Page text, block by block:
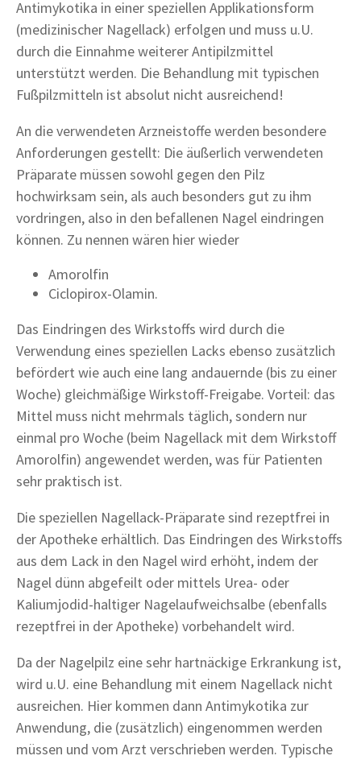
Antimykotika in einer speziellen Applikationsform
(medizinischer Nagellack) erfolgen und muss u.U.
durch die Einnahme weiterer Antipilzmittel
unterstützt werden. Die Behandlung mit typischen
Fußpilzmitteln ist absolut nicht ausreichend!
An die verwendeten Arzneistoffe werden besondere
Anforderungen gestellt: Die äußerlich verwendeten
Präparate müssen sowohl gegen den Pilz
hochwirksam sein, als auch besonders gut zu ihm
vordringen, also in den befallenen Nagel eindringen
können. Zu nennen wären hier wieder
Amorolfin
Ciclopirox-Olamin.
Das Eindringen des Wirkstoffs wird durch die
Verwendung eines speziellen Lacks ebenso zusätzlich
befördert wie auch eine lang andauernde (bis zu einer
Woche) gleichmäßige Wirkstoff-Freigabe. Vorteil: das
Mittel muss nicht mehrmals täglich, sondern nur
einmal pro Woche (beim Nagellack mit dem Wirkstoff
Amorolfin) angewendet werden, was für Patienten
sehr praktisch ist.
Die speziellen Nagellack-Präparate sind rezeptfrei in
der Apotheke erhältlich. Das Eindringen des Wirkstoffs
aus dem Lack in den Nagel wird erhöht, indem der
Nagel dünn abgefeilt oder mittels Urea- oder
Kaliumjodid-haltiger Nagelaufweichsalbe (ebenfalls
rezeptfrei in der Apotheke) vorbehandelt wird.
Da der Nagelpilz eine sehr hartnäckige Erkrankung ist,
wird u.U. eine Behandlung mit einem Nagellack nicht
ausreichen. Hier kommen dann Antimykotika zur
Anwendung, die (zusätzlich) eingenommen werden
müssen und vom Arzt verschrieben werden. Typische